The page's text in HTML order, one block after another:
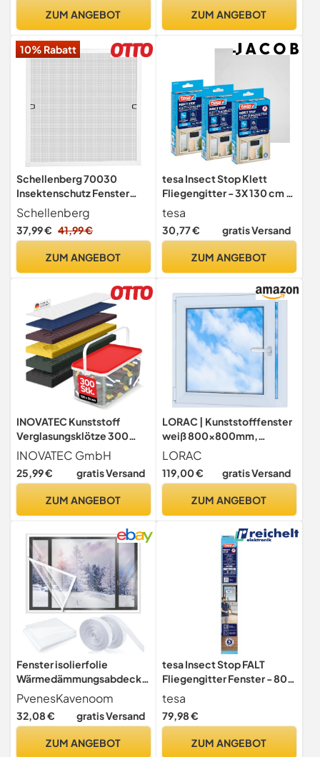
ZUM ANGEBOT ZUM ANGEBOT
10% Rabatt
Schellenberg 70030
Insektenschutz Fenster
Plus, Fliegengitter Fenster
mit Alurahmen, Montage
ohne bohren, 100 x 120 cm,
Schellenberg
37,99 € 41,99 €
ZUM ANGEBOT
tesa Insect Stop Klett
Fliegengitter - 3X 130 cm x
150 cm - Anthrazit
tesa
30,77 € gratis Versand
ZUM ANGEBOT
INOVATEC Kunststoff
Verglasungsklötze 300
Stück | 1-6 mm Stärken
sortiert
INOVATEC GmbH
25,99 € gratis Versand
ZUM ANGEBOT
LORAC | Kunststofffenster
weiß 800x800mm,
80x80cm, PCV, DIN Links,
kippbar & ausstellbar, 2-
fach Verglasung,
mit CE-Zertifikat für Keller
LORAC
119,00 € gratis Versand
ZUM ANGEBOT
Fenster isolierfolie
Wärmedämmungsabdecku
ng Fensterabdichtungsset
Energieeinsparung und
Kälteschutz Selbstklebend
wiederverwendbarGeeign
PvenesKavenoom
32,08 € gratis Versand
ZUM ANGEBOT
tesa Insect Stop FALT
Fliegengitter Fenster - 80-
140 cm - Anthrazit
tesa
79,98 €
ZUM ANGEBOT